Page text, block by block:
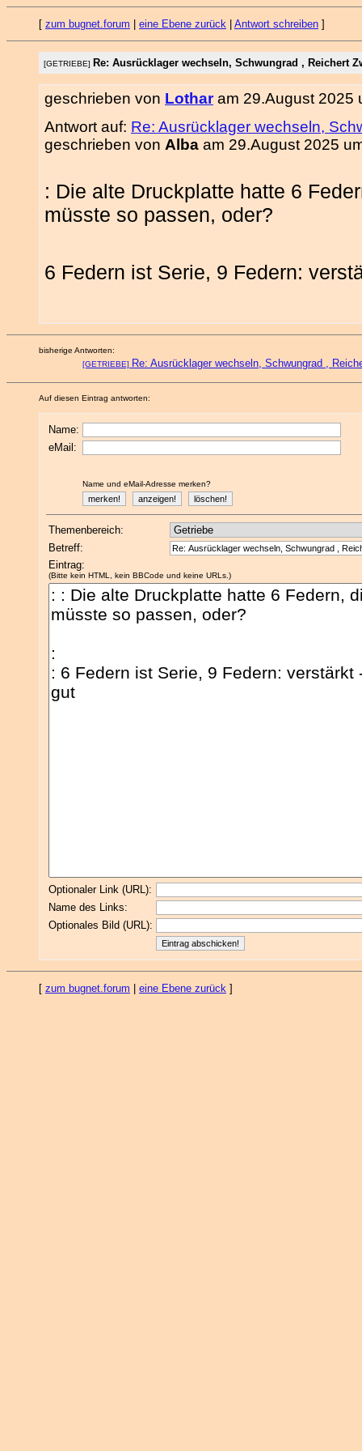
[ zum bugnet.forum eine Ebene zurück Antwort schreiben ]
[GETRIEBE] Re: Ausrücklager wechseln, Schwungrad , Reichert
geschrieben von Lotharam 29.August 2025
Antwort auf: Re: Ausrücklager wechseln,
geschrieben von Alba am 29.August 2025
: Die alte Druckplatte hatte 6
müsste so passen, oder?
6 Federn ist Serie, 9 Federn:
bisherige Antworten:
[GETRIEBE] Re: Ausrücklager wechseln, Schwungrad ,
Auf diesen Eintrag antworten:
Name:
eMail:
Name und eMail-Adresse merken?
Themenbereich:
Betreff:
Eintrag:
(Bitte kein HTML, kein BBCode und keine URLs.)
Optionaler Link (URL):
Name des Links:
Optionales Bild (URL):
[ zum bugnet.forum eine Ebene zurück ]